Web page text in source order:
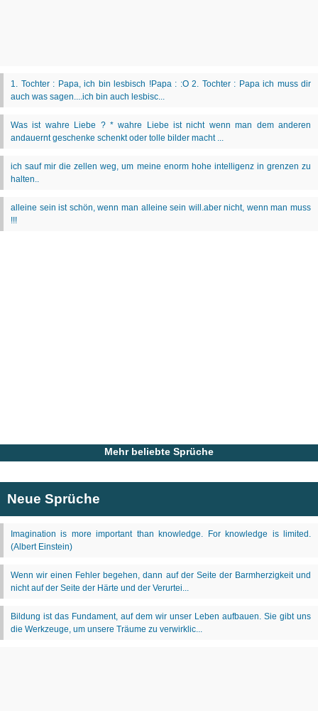
Mehr beliebte Sprüche
Neue Sprüche